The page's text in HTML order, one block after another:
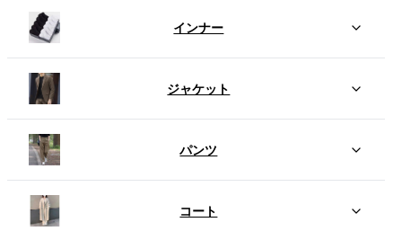
インナー
ジャケット
パンツ
コート